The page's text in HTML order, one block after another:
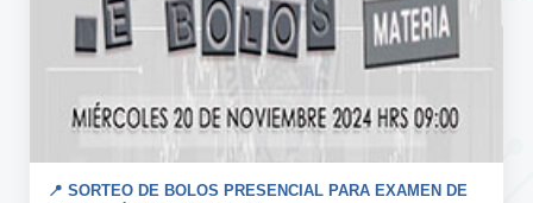
📍 SORTEO DE BOLOS PRESENCIAL PARA EXAMEN DE